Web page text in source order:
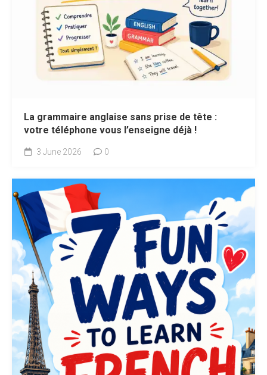
La grammaire anglaise sans prise de tête :
votre téléphone vous l’enseigne déjà !
3 June 2026 0